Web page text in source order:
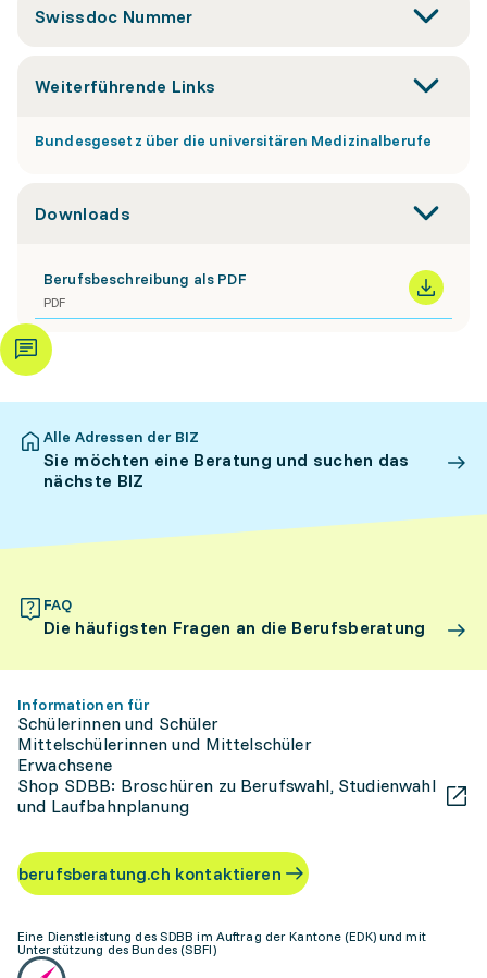
Swissdoc Nummer
Weiterführende Links
Bundesgesetz über die universitären Medizinalberufe
Downloads
Berufsbeschreibung als PDF
PDF
Alle Adressen der BIZ
Sie möchten eine Beratung und suchen das
nächste BIZ
FAQ
Die häufigsten Fragen an die Berufsberatung
Informationen für
Schülerinnen und Schüler
Mittelschülerinnen und Mittelschüler
Erwachsene
Shop SDBB: Broschüren zu Berufswahl, Studienwahl
und Laufbahnplanung
berufsberatung.ch kontaktieren
Eine Dienstleistung des SDBB im Auftrag der Kantone (EDK) und mit
Unterstützung des Bundes (SBFI)